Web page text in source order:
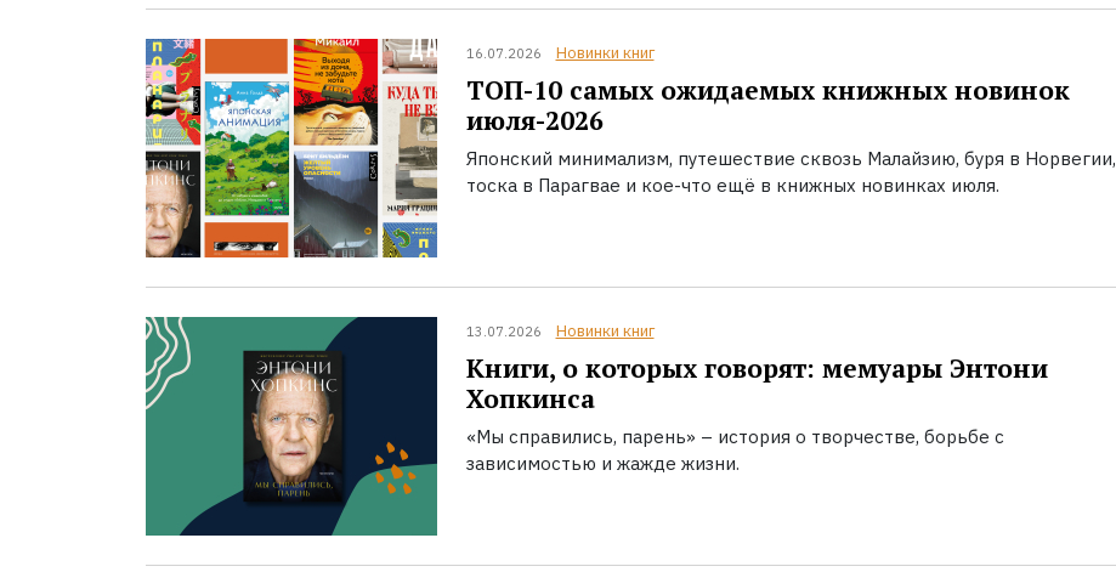
16.07.2026 Новинки книг
ТОП-10 самых ожидаемых книжных новинок
июля-2026
Японский минимализм, путешествие сквозь Малайзию, буря в Норвегии,
тоска в Парагвае и кое-что ещё в книжных новинках июля.
13.07.2026 Новинки книг
Книги, о которых говорят: мемуары Энтони
Хопкинса
«Мы справились, парень» – история о творчестве, борьбе с
зависимостью и жажде жизни.